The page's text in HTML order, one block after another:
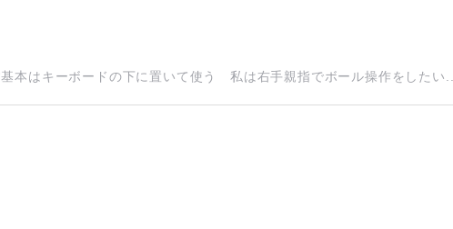
本はキーボードの下に置いて使う 私は右手親指でボール操作をしたい...